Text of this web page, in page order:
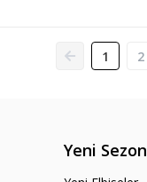
1 2
Yeni Sezon